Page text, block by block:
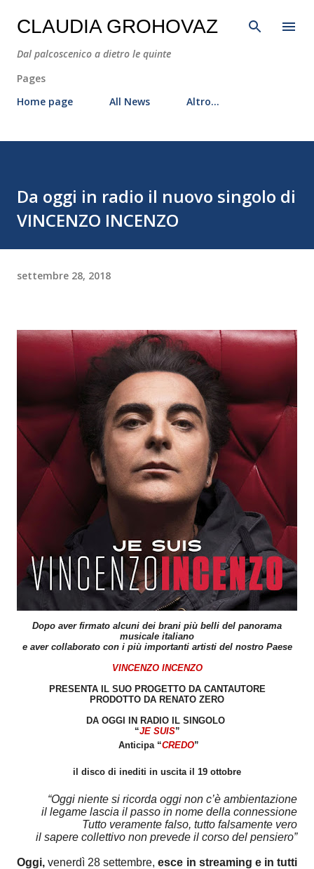
Passa ai contenuti principali
CLAUDIA GROHOVAZ
Dal palcoscenico a dietro le quinte
Pages
Home page
All News Altro…
Da oggi in radio il nuovo singolo di
VINCENZO INCENZO
settembre 28, 2018
Dopo aver firmato alcuni dei brani più belli del panorama
musicale italiano
e aver collaborato con i più importanti artisti del nostro Paese
VINCENZO INCENZO
PRESENTA IL SUO PROGETTO DA CANTAUTORE
PRODOTTO DA RENATO ZERO
DA OGGI IN RADIO IL SINGOLO
“ JE SUIS”
Anticipa “CREDO”
il disco di inediti in uscita il 19 ottobre
“Oggi niente si ricorda oggi non c’è ambientazione
il legame lascia il passo in nome della connessione
Tutto veramente falso, tutto falsamente vero
il sapere collettivo non prevede il corso del pensiero”
Oggi,venerdì 28 settembre, esce in streaming e in tutti